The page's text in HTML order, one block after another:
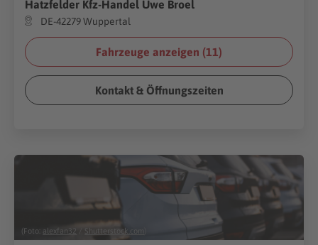
Hatzfelder Kfz-Handel Uwe Broel
DE-42279 Wuppertal
Fahrzeuge anzeigen (11)
Kontakt & Öffnungszeiten
(Foto: alexfan32 Shutterstock.com